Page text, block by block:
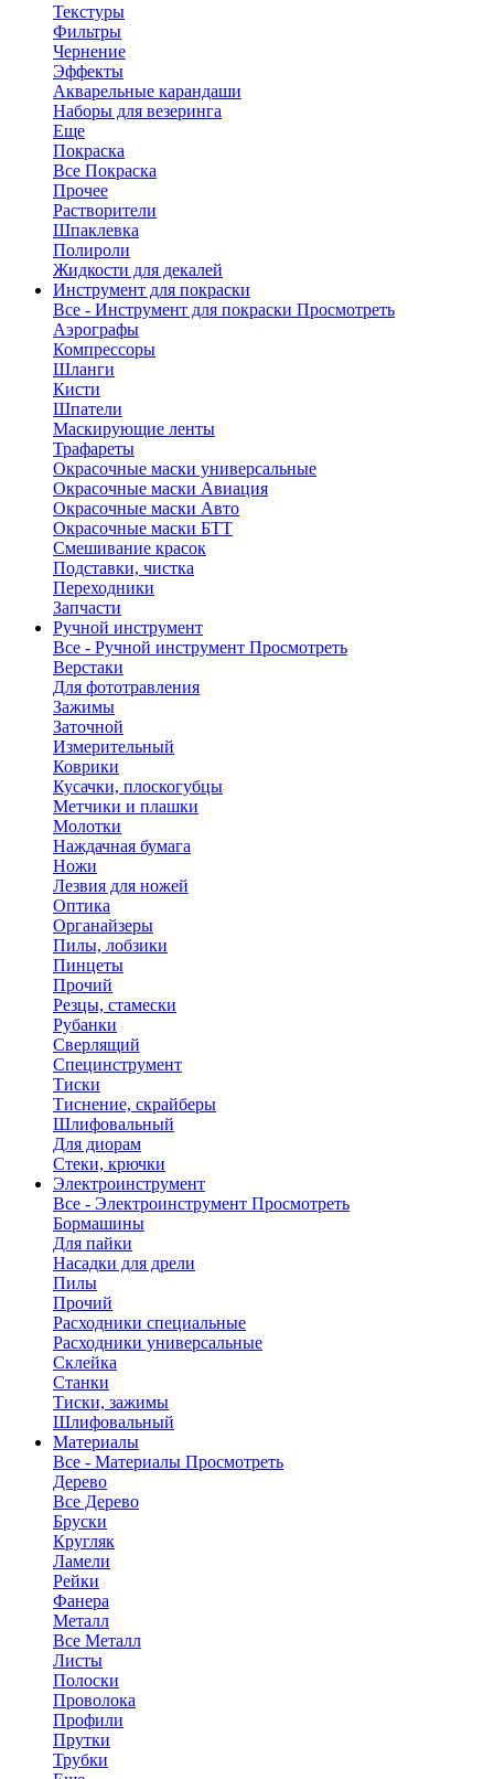
Текстуры
Фильтры
Чернение
Эффекты
Акварельные карандаши
Наборы для везеринга
Еще
Покраска
Все Покраска
Прочее
Растворители
Шпаклевка
Полироли
Жидкости для декалей
Инструмент для покраски
Все - Инструмент для покраски Просмотреть
Аэрографы
Компрессоры
Шланги
Кисти
Шпатели
Маскирующие ленты
Трафареты
Окрасочные маски универсальные
Окрасочные маски Авиация
Окрасочные маски Авто
Окрасочные маски БТТ
Смешивание красок
Подставки, чистка
Переходники
Запчасти
Ручной инструмент
Все - Ручной инструмент Просмотреть
Верстаки
Для фототравления
Зажимы
Заточной
Измерительный
Коврики
Кусачки, плоскогубцы
Метчики и плашки
Молотки
Наждачная бумага
Ножи
Лезвия для ножей
Оптика
Органайзеры
Пилы, лобзики
Пинцеты
Прочий
Резцы, стамески
Рубанки
Сверлящий
Специнструмент
Тиски
Тиснение, скрайберы
Шлифовальный
Для диорам
Стеки, крючки
Электроинструмент
Все - Электроинструмент Просмотреть
Бормашины
Для пайки
Насадки для дрели
Пилы
Прочий
Расходники специальные
Расходники универсальные
Склейка
Станки
Тиски, зажимы
Шлифовальный
Материалы
Все - Материалы Просмотреть
Дерево
Все Дерево
Бруски
Кругляк
Ламели
Рейки
Фанера
Металл
Все Металл
Листы
Полоски
Проволока
Профили
Прутки
Трубки